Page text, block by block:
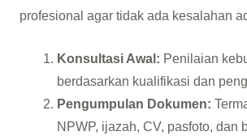
profesional agar tidak ada kesalahan
Konsultasi Awal: Penilaian
berdasarkan kualifikasi dan
Pengumpulan Dokumen:
NPWP, ijazah, CV, pasfoto, dan